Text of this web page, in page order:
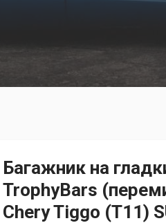
Багажник на
TrophyBars
Chery Tiggo (T11)